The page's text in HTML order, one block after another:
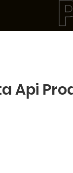
Api